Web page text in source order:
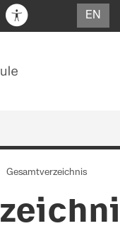
EN
Gesamtverzeichnis